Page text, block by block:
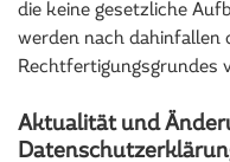
die keine gesetzliche
werden nach dahinfallen
Rechtfertigungsgrundes
Aktualität und